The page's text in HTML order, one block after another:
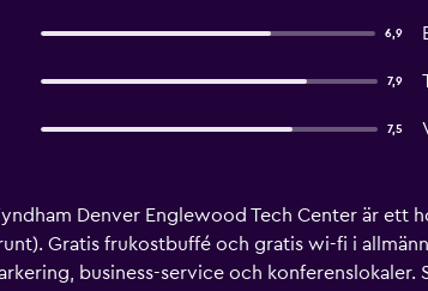
6,9
7,9
7,5
Denver Englewood Tech Center är
Gratis frukostbuffé och gratis wi-fi i
business-service och